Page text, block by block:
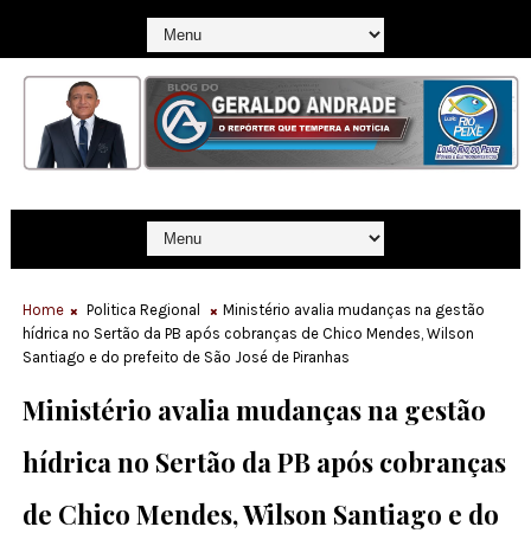
Home Politica Regional
Ministério avalia mudanças na gestão
hídrica no Sertão da PB após cobranças de Chico Mendes, Wilson
Santiago e do prefeito de São José de Piranhas
Ministério avalia mudanças na gestão
hídrica no Sertão da PB após cobranças
de Chico Mendes, Wilson Santiago e do